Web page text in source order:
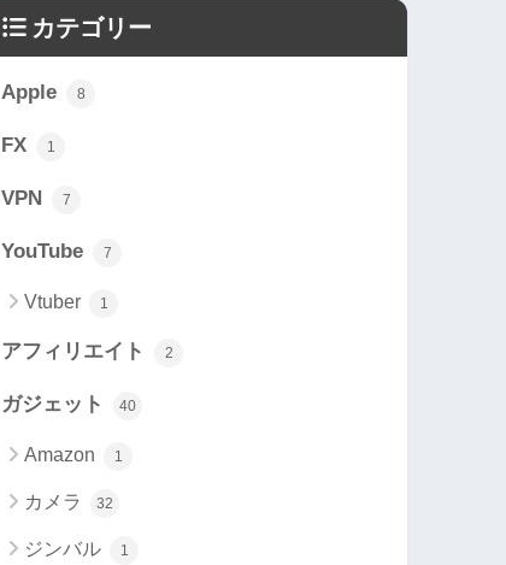
カテゴリー
Apple 8
FX 1
VPN 7
YouTube 7
Vtuber 1
アフィリエイト 2
ガジェット 40
Amazon 1
カメラ 32
ジンバル 1